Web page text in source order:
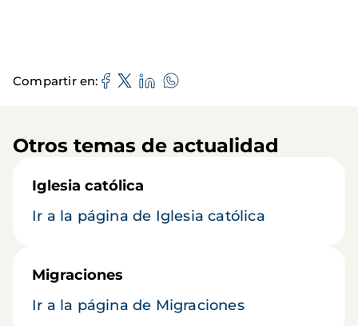
Compartir en
Otros temas de actualidad
Iglesia católica
Ir a la página de Iglesia católica
Migraciones
Ir a la página de Migraciones